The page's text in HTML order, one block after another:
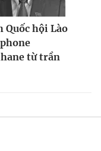
Quốc hội Lào
từ trần